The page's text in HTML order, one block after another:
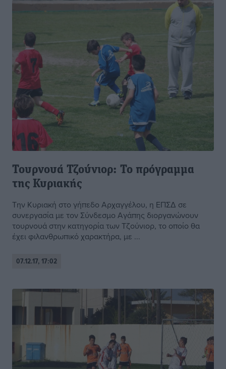
Τουρνουά Τζούνιορ: Το πρόγραμμα
της Κυριακής
Την Κυριακή στο γήπεδο Αρχαγγέλου, η ΕΠΣΔ σε
συνεργασία με τον Σύνδεσμο Αγάπης διοργανώνουν
τουρνουά στην κατηγορία των Τζούνιορ, το οποίο θα
έχει φιλανθρωπικό χαρακτήρα, με ...
07.12.17, 17:02